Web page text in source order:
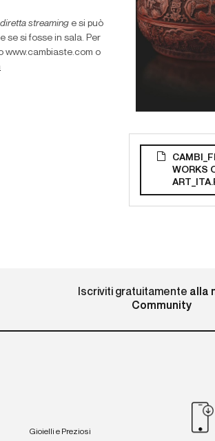
WORKS
diretta streaminge si può
se si fosse in sala. Per
www.cambiaste.com o
Iscriviti gratuitamente alla
Community
Gioielli e Preziosi